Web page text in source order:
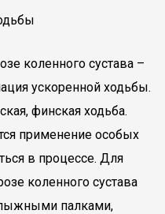
коленного сустава –
ускоренной ходьбы.
финская ходьба.
применение особых
в процессе. Для
коленного сустава
лыжными палками,